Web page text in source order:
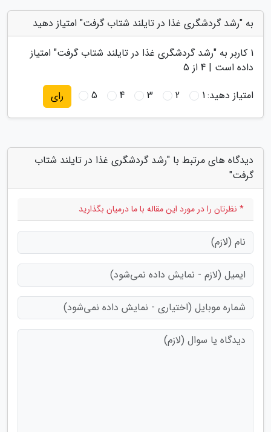
به "رشد گردشگری غذا در تایلند شتاب گرفت" امتیاز دهید
1 کاربر به "رشد گردشگری غذا در تایلند شتاب گرفت" امتیاز
داده است | 4 از 5
امتیاز دهید:1
2
3
4
5 رای
دیدگاه های مرتبط با "رشد گردشگری غذا در تایلند شتاب
گرفت"
* نظرتان را در مورد این مقاله با ما درمیان بگذارید